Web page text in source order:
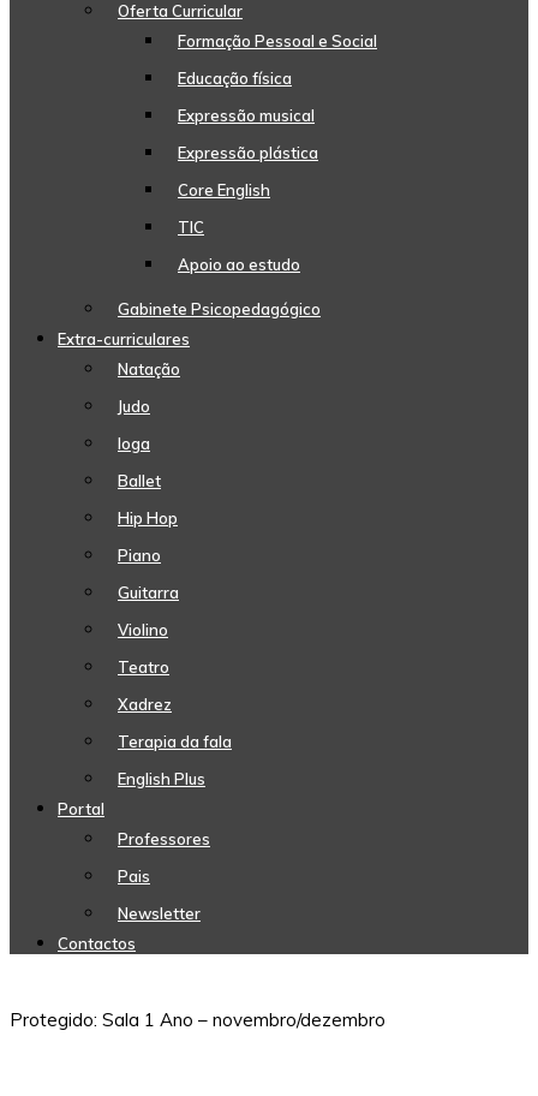
Oferta Curricular
Formação Pessoal e Social
Educação física
Expressão musical
Expressão plástica
Core English
TIC
Apoio ao estudo
Gabinete Psicopedagógico
Extra-curriculares
Natação
Judo
Ioga
Ballet
Hip Hop
Piano
Guitarra
Violino
Teatro
Xadrez
Terapia da fala
English Plus
Portal
Professores
Pais
Newsletter
Contactos
Protegido: Sala 1 Ano – novembro/dezembro